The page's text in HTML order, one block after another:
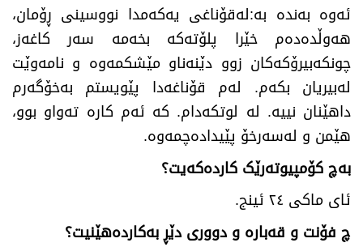
ئەوە بەندە بە:لەقۆناغی یەکەمدا نووسینی ڕۆمان،
هەوڵدەدەم خێرا پلۆتەکە بخەمە سەر کاغەز،
چونکەبیرۆکەکان زوو دێنەناو مێشکمەوە و نامەوێت
لەبیریان بکەم. لەم قۆناغەدا پێویستم بەخۆگەرم
داهێنان نییە. لە لوتکەدام. کە ئەم کارە تەواو بوو،
هێمن و لەسەرخۆ پێیدادەچمەوە.
بەچ کۆمپیوتەرێک کاردەکەیت؟
ئای ماکی ٢٤ ئینج.
چ فۆنت و قەبارە و دووری دێڕ بەکاردەهێنیت؟